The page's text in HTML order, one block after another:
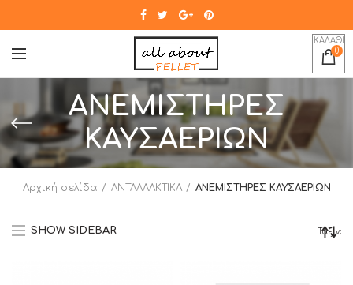
ΚΑΛΑΘΙ
0
ΑΝΕΜΙΣΤΗΡΕΣ
ΚΑΥΣΑΕΡΙΩΝ
Αρχική σελίδα ΑΝΤΑΛΛΑΚΤΙΚΑ ΑΝΕΜΙΣΤΗΡΕΣ ΚΑΥΣΑΕΡΙΩΝ
SHOW SIDEBAR